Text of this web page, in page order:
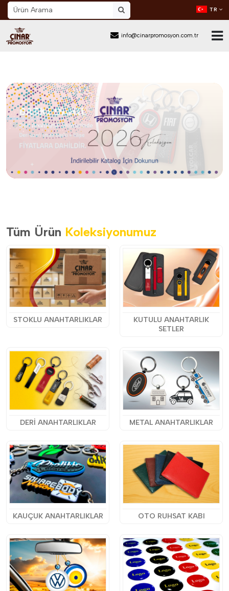
info@cinarpromosyon.com.tr
TR
Hakkımızda
Sektör
Ürünler
Mail Order
Katalog İndir
Tüm Ürün Koleksiyonumuz
STOKLU ANAHTARLIKLAR
KUTULU ANAHTARLIK
SETLER
DERİ ANAHTARLIKLAR METAL ANAHTARLIKLAR
KAUÇUK ANAHTARLIKLAR OTO RUHSAT KABI